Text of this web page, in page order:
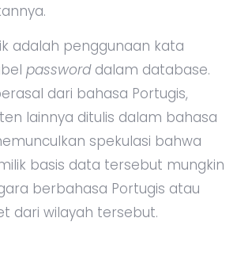
adalah penggunaan kata
passworddalam database.
dari bahasa Portugis,
lainnya ditulis dalam bahasa
spekulasi bahwa
basis data tersebut mungkin
berbahasa Portugis atau
dari wilayah tersebut.